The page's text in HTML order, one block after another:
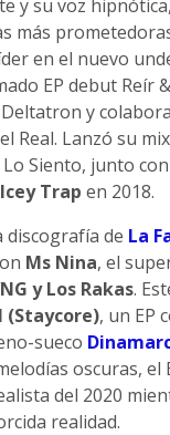
y su voz hipnótica,
más
en el nuevo
EP debut Reír
y
Real. Lanzó su
Siento, junto
Trap en 2018.
de La
Ms Nina, el
y Los Rakas.
(Staycore), un EP
sueco
oscuras, el
del 2020
realidad.